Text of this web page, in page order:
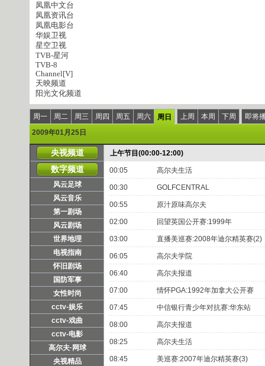
凤凰中文台
凤凰资讯台
凤凰电影台
华娱卫视
星空卫视
TVB-星河
TVB-8
Channel[V]
天映频道
阳光文化频道
周一 周二 周三 周四 周五 周六 周日 上周 本周 下周
即将
2009年01月25日
央视频道
数字频道
风云足球
风云音乐
第一剧场
风云剧场
世界地理
电视指南
怀旧剧场
国防军事
女性时尚
cctv-娱乐
cctv-戏曲
cctv-电影
高尔夫·网球
央视精品
上午节目(00:00-12:00)
00:05 高尔夫生活
00:30 GOLFCENTRAL
00:55 原汁原味高尔夫
02:00 回望英国公开赛:1999年
03:00 直播美巡赛:2008年迪尔精英赛(2)
06:05 高尔夫学院
06:40 高尔夫报道
07:00 情怀PGA:1992年加拿大公开赛
07:45 中信银行青少年对抗赛:华东站
08:00 高尔夫报道
08:25 高尔夫生活
08:45 美巡赛:2007年迪尔精英赛(3)